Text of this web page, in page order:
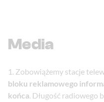
Media
Zobowiążemy stacje
bloku reklamowego
końca. Długość radiowego